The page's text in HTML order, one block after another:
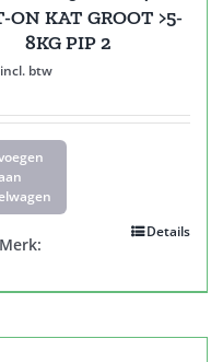
ON KAT GROOT >5-
8KG PIP 2
incl. btw
Details
Merk: